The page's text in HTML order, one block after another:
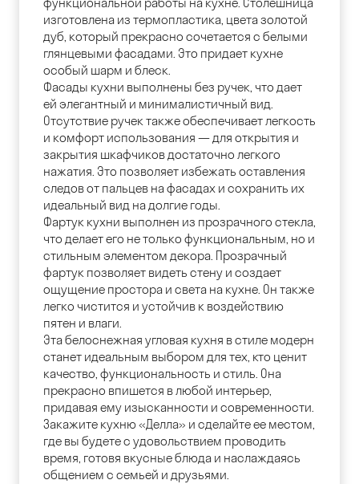
изготовлена из термопластика, цвета золотой
дуб, который прекрасно сочетается с белыми
глянцевыми фасадами. Это придает кухне
особый шарм и блеск.
Фасады кухни выполнены без ручек, что дает
ей элегантный и минималистичный вид.
Отсутствие ручек также обеспечивает легкость
и комфорт использования — для открытия и
закрытия шкафчиков достаточно легкого
нажатия. Это позволяет избежать оставления
следов от пальцев на фасадах и сохранить их
идеальный вид на долгие годы.
Фартук кухни выполнен из прозрачного стекла,
что делает его не только функциональным, но и
стильным элементом декора. Прозрачный
фартук позволяет видеть стену и создает
ощущение простора и света на кухне. Он также
легко чистится и устойчив к воздействию
пятен и влаги.
Эта белоснежная угловая кухня в стиле модерн
станет идеальным выбором для тех, кто ценит
качество, функциональность и стиль. Она
прекрасно впишется в любой интерьер,
придавая ему изысканности и современности.
Закажите кухню «Делла» и сделайте ее местом,
где вы будете с удовольствием проводить
время, готовя вкусные блюда и наслаждаясь
общением с семьей и друзьями.